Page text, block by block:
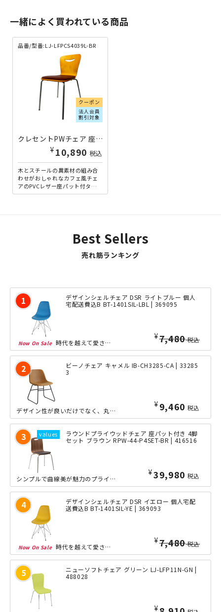
一緒によく買われている商品
品番/型番:LJ-LFPCS4039L-BR
クーポン
法人会員
割引対象
クレセントPWチェア 座パット付き ブラウン LJ-LFPCS4039L-BR | 488219
¥ 10,890 税込
木とスチールの異素材の組み合
わせがおしゃれなカフェ風チェ
アのPVCレザー座パット付タイ
プです。座先端部のR設計によ
Best Sellers
売れ筋ランキング
デザインシェルチェア DSR ライトブルー 個人
宅配送費込B BT-1401SIL-LBL | 369095
¥5,980税込
時代を越えて愛され続けている、他にない斬新なデザインフォルムの「シェルサイドチェ...
ビーノチェア キャメル IB-CH3285-CA | 33285
3
¥ 9,460 税込
デザイン性が良いだけでなく、丸みがかった座面が身体にフィットし快適な座り心地を実...
ラウンドプライウッドチェア 座パット付き 4脚
セット ブラウン RPW-44-P4SET-BR | 416516
¥39,980 税込
シンプルで曲線美が魅力のプライウッド製4本脚チェアです。明るい北欧風のナチュラル...
デザインシェルチェア DSR イエロー 個人宅配
送費込B BT-1401SIL-YE | 369093
¥5,980税込
時代を越えて愛され続けている、他にない斬新なデザインフォルムの「シェルサイドチェ...
ニューソフトチェア グリーン LJ-LFP11N-GN |
488028
¥